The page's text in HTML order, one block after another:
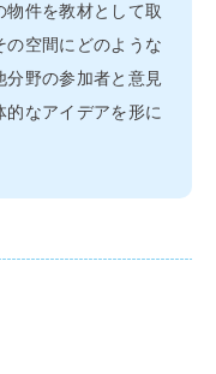
件を教材として取
の空間にどのような
分野の参加者と意見
的なアイデアを形に